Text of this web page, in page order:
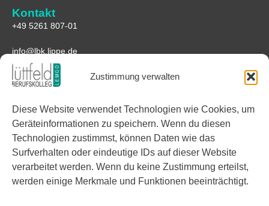
Zustimmung verwalten
Diese Website verwendet Technologien wie Cookies, um
Geräteinformationen zu speichern. Wenn du diesen
Technologien zustimmst, können Daten wie das
Surfverhalten oder eindeutige IDs auf dieser Website
verarbeitet werden. Wenn du keine Zustimmung erteilst,
werden einige Merkmale und Funktionen beeinträchtigt.
Kontakt
+49 5261 807-01
info@lbk.lippe.de
Anfahrt
Lüttfeld 1
32657 Lemgo
Google Maps
Links